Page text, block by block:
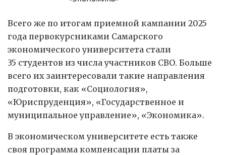
Всего же по итогам приемной кампании 2025
года первокурсниками Самарского
экономического университета стали
35 студентов из числа участников СВО. Больше
всего их заинтересовали такие направления
подготовки, как «Социология»,
«Юриспруденция», «Государственное и
муниципальное управление», «Экономика».
В экономическом университете есть также
своя программа компенсации платы за